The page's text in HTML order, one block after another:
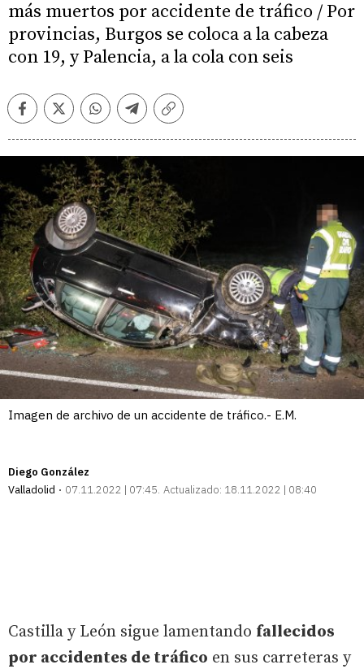
más muertos por accidente de tráfico / Por
provincias, Burgos se coloca a la cabeza
con 19, y Palencia, a la cola con seis
FacebookTwitterWhatsappTelegramCopiar
Imagen de archivo de un accidente de tráfico.- E.M.
Diego González
Valladolid
07.11.2022 | 07:45 Actualizado: 18.11.2022 | 08:40
Castilla y León sigue lamentando fallecidos
por accidentes de tráfico en sus carreteras y